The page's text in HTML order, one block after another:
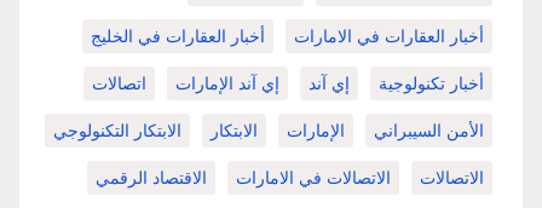
أخبار العقارات في الامارات أخبار العقارات في الخليج
أخبار تكنولوجية إي آند إي آند الإمارات اتصالات
الأمن السيبراني الإمارات الابتكار الابتكار التكنولوجي
الاتصالات الاتصالات في الامارات الاقتصاد الرقمي